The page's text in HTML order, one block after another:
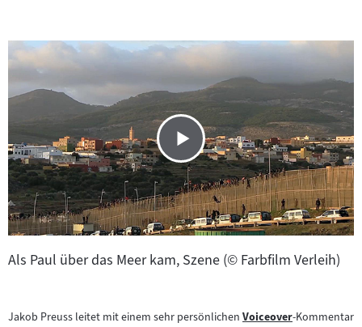
Als Paul über das Meer kam, Szene (© Farbfilm Verleih)
Jakob Preuss leitet mit einem sehr persönlichen Voiceover-Kommentar